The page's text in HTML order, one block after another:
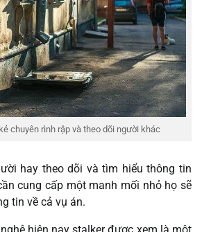
chuyên rình rập và theo dõi người khác
hay theo dõi và tìm hiểu thông tin
cung cấp một manh mối nhỏ họ sẽ
tin về cả vụ án.
hiện nay stalker được xem là một